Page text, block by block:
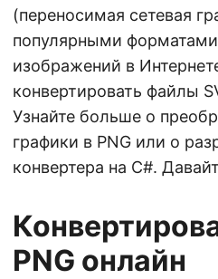
(переносимая сетевая
популярными
изображений в
конвертировать файлы
Узнайте больше о
графики в PNG или о
конвертера на C#.
PNG онлайн